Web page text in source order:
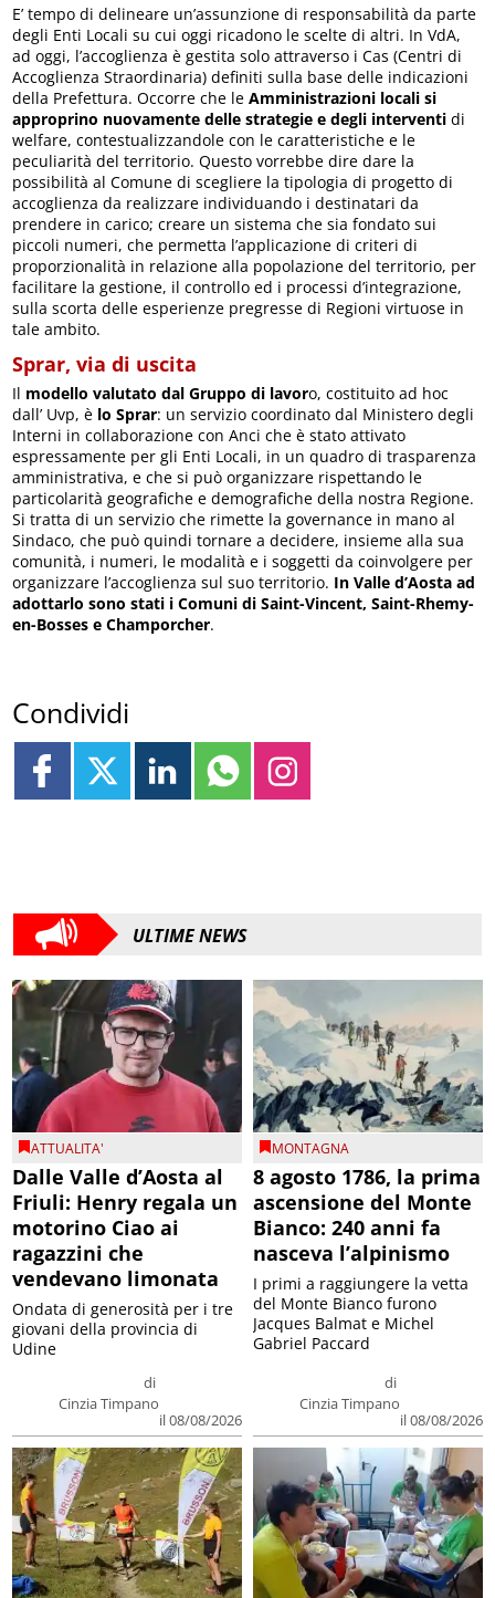
E’ tempo di delineare un’assunzione di responsabilità da parte
degli Enti Locali su cui oggi ricadono le scelte di altri. In VdA,
ad oggi, l’accoglienza è gestita solo attraverso i Cas (Centri di
Accoglienza Straordinaria) definiti sulla base delle indicazioni
della Prefettura. Occorre che leAmministrazioni locali si
approprino nuovamente delle strategie e degli interventi di
welfare, contestualizzandole con le caratteristiche e le
peculiarità del territorio. Questo vorrebbe dire dare la
possibilità al Comune di scegliere la tipologia di progetto di
accoglienza da realizzare individuando i destinatari da
prendere in carico; creare un sistema che sia fondato sui
piccoli numeri, che permetta l’applicazione di criteri di
proporzionalità in relazione alla popolazione del territorio, per
facilitare la gestione, il controllo ed i processi d’integrazione,
sulla scorta delle esperienze pregresse di Regioni virtuose in
tale ambito.
Sprar, via di uscita
Il modello valutato dal Gruppo di lavoro, costituito ad hoc
dall’ Uvp, è lo Sprar: un servizio coordinato dal Ministero degli
Interni in collaborazione con Anci che è stato attivato
espressamente per gli Enti Locali, in un quadro di trasparenza
amministrativa, e che si può organizzare rispettando le
particolarità geografiche e demografiche della nostra Regione.
Si tratta di un servizio che rimette la governance in mano al
Sindaco, che può quindi tornare a decidere, insieme alla sua
comunità, i numeri, le modalità e i soggetti da coinvolgere per
organizzare l’accoglienza sul suo territorio. In Valle d’Aosta ad
adottarlo sono stati i Comuni di Saint-Vincent, Saint-Rhemy-
en-Bosses e Champorcher.
Condividi
ULTIME NEWS
ATTUALITA'
Dalle Valle d’Aosta al
Friuli: Henry regala un
motorino Ciao ai
ragazzini che
vendevano limonata
di
Cinzia Timpano
il 08/08/2026
Ondata di generosità per i tre
giovani della provincia di
Udine
MONTAGNA
8 agosto 1786, la prima
ascensione del Monte
Bianco: 240 anni fa
nasceva l’alpinismo
di
Cinzia Timpano
il 08/08/2026
I primi a raggiungere la vetta
del Monte Bianco furono
Jacques Balmat e Michel
Gabriel Paccard